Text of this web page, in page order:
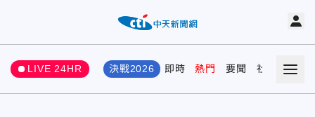
LIVE 24HR 決戰2026 即時 熱門 要聞 社會 娛樂